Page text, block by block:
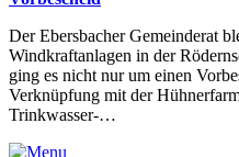
Der Ebersbacher Gemeinderat
Windkraftanlagen in der
ging es nicht nur um einen
Verknüpfung mit der
Trinkwasser-…